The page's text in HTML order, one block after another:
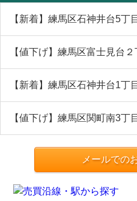
【新着】練馬区石神井台5丁
【値下げ】練馬区富士見台
【新着】練馬区石神井台1丁
【値下げ】練馬区関町南3丁
メールでの